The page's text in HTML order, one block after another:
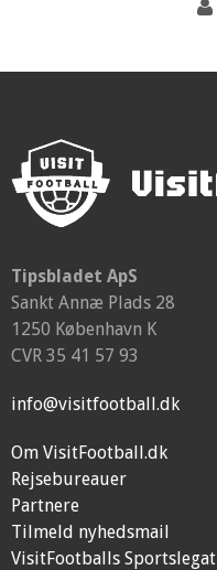
Tipsbladet ApS
Sankt Annæ Plads 28
1250 København K
CVR 35 41 57 93
info@visitfootball.dk
Om VisitFootball.dk
Rejsebureauer
Partnere
Tilmeld nyhedsmail
VisitFootballs Sportslegat